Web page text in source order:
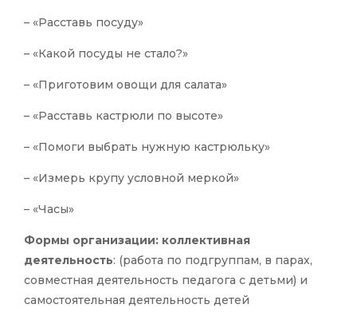
– «Расставь посуду»
– «Какой посуды не стало?»
– «Приготовим овощи для салата»
– «Расставь кастрюли по высоте»
– «Помоги выбрать нужную кастрюльку»
– «Измерь крупу условной меркой»
– «Часы»
Формы организации: коллективная
деятельность: (работа по подгруппам, в парах,
совместная деятельность педагога с детьми) и
самостоятельная деятельность детей